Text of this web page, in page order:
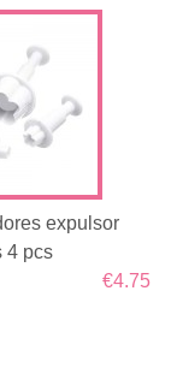
expulsor
4 pcs
€4.75